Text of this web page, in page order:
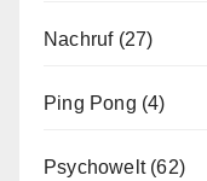
Nachruf(27)
Ping Pong (4)
Psychowelt(62)